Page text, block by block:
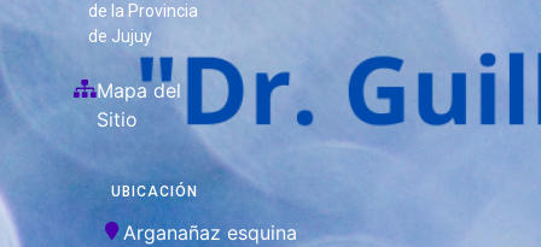
de la Provincia
de Jujuy
Mapa del
Sitio
UBICACIÓN
Arganañaz esquina